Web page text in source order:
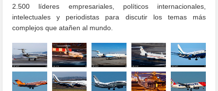
2.500 líderes empresariales, políticos internacionales,
intelectuales y periodistas para discutir los temas más
complejos que atañen al mundo.